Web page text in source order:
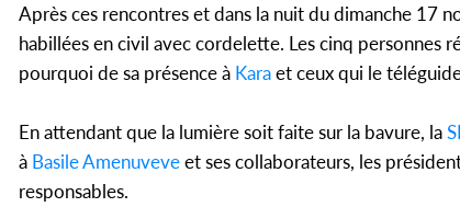
Après ces rencontres et dans la nuit du dimanche 17
habillées en civil avec cordelette. Les cinq personnes
pourquoi de sa présence à Karaet ceux qui le
En attendant que la lumière soit faite sur la bavure, la
à Basile Amenuveveet ses collaborateurs, les
responsables.